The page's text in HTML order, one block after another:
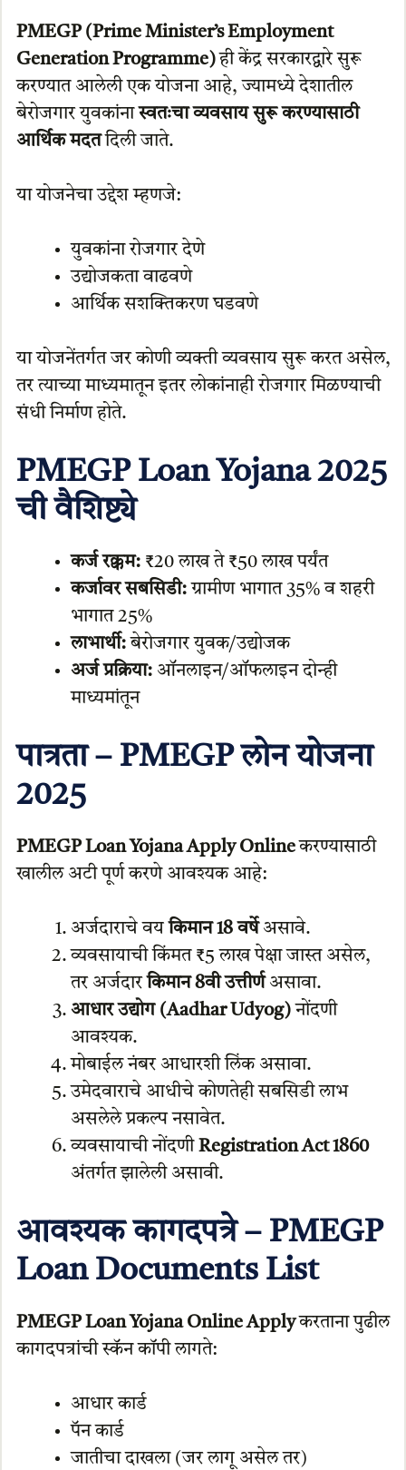
PMEGP (Prime Minister’s Employment
Generation Programme)ही केंद्र सरकारद्वारे सुरू
करण्यात आलेली एक योजना आहे, ज्यामध्ये देशातील
बेरोजगार युवकांनास्वतःचा व्यवसाय सुरू करण्यासाठी
आर्थिक मदतदिली जाते.
या योजनेचा उद्देश म्हणजे:
युवकांना रोजगार देणे
उद्योजकता वाढवणे
आर्थिक सशक्तिकरण घडवणे
या योजनेंतर्गत जर कोणी व्यक्ती व्यवसाय सुरू करत असेल,
तर त्याच्या माध्यमातून इतर लोकांनाही रोजगार मिळण्याची
संधी निर्माण होते.
PMEGP Loan Yojana 2025
ची वैशिष्ट्ये
कर्ज रक्कम:₹20 लाख ते ₹50 लाख पर्यंत
कर्जावर सबसिडी:ग्रामीण भागात 35% व शहरी
भागात 25%
लाभार्थी:बेरोजगार युवक/उद्योजक
अर्ज प्रक्रिया:ऑनलाइन/ऑफलाइन दोन्ही
माध्यमांतून
पात्रता – PMEGP लोन योजना
2025
PMEGP Loan Yojana Apply Onlineकरण्यासाठी
खालील अटी पूर्ण करणे आवश्यक आहे:
अर्जदाराचे वयकिमान 18 वर्षेअसावे.
व्यवसायाची किंमत ₹5 लाख पेक्षा जास्त असेल,
तर अर्जदारकिमान 8वी उत्तीर्णअसावा.
आधार उद्योग (Aadhar Udyog)नोंदणी
आवश्यक.
मोबाईल नंबर आधारशी लिंक असावा.
उमेदवाराचे आधीचे कोणतेही सबसिडी लाभ
असलेले प्रकल्प नसावेत.
व्यवसायाची नोंदणी Registration Act 1860
अंतर्गत झालेली असावी.
आवश्यक कागदपत्रे – PMEGP
Loan Documents List
PMEGP Loan Yojana Online Applyकरताना पुढील
कागदपत्रांची स्कॅन कॉपी लागते:
आधार कार्ड
पॅन कार्ड
जातीचा दाखला (जर लागू असेल तर)